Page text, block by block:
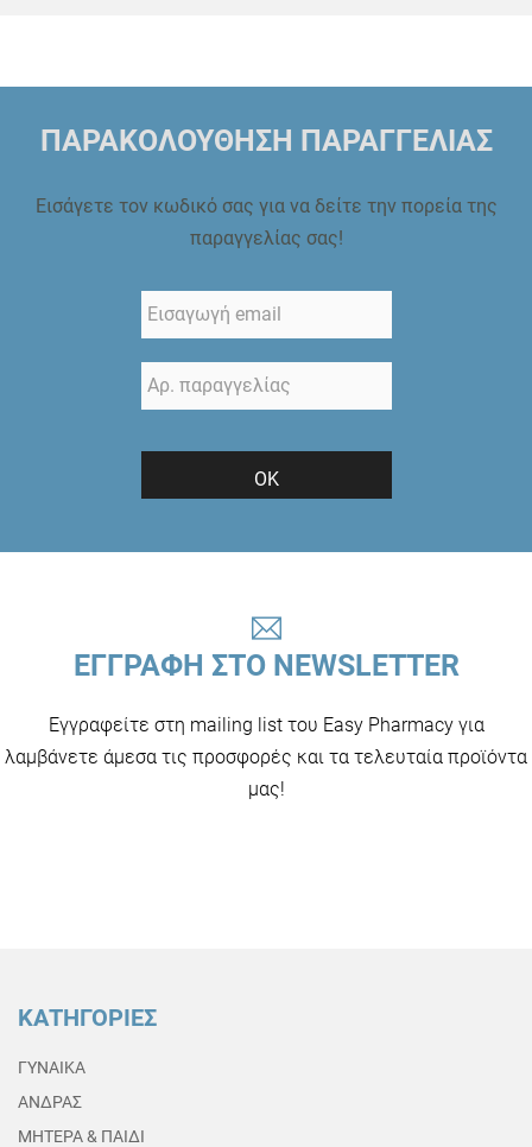
ΠΑΡΑΚΟΛΟΥΘΗΣΗ ΠΑΡΑΓΓΕΛΙΑΣ
Εισάγετε τον κωδικό σας για να δείτε την πορεία της
παραγγελίας σας!
ΟΚ
ΕΓΓΡΑΦΗ ΣΤΟ NEWSLETTER
Εγγραφείτε στη mailing list του Easy Pharmacy για
λαμβάνετε άμεσα τις προσφορές και τα τελευταία προϊόντα
μας!
ΚΑΤΗΓΟΡΙΕΣ
ΓΥΝΑΙΚΑ
ΑΝΔΡΑΣ
ΜΗΤΕΡΑ & ΠΑΙΔΙ